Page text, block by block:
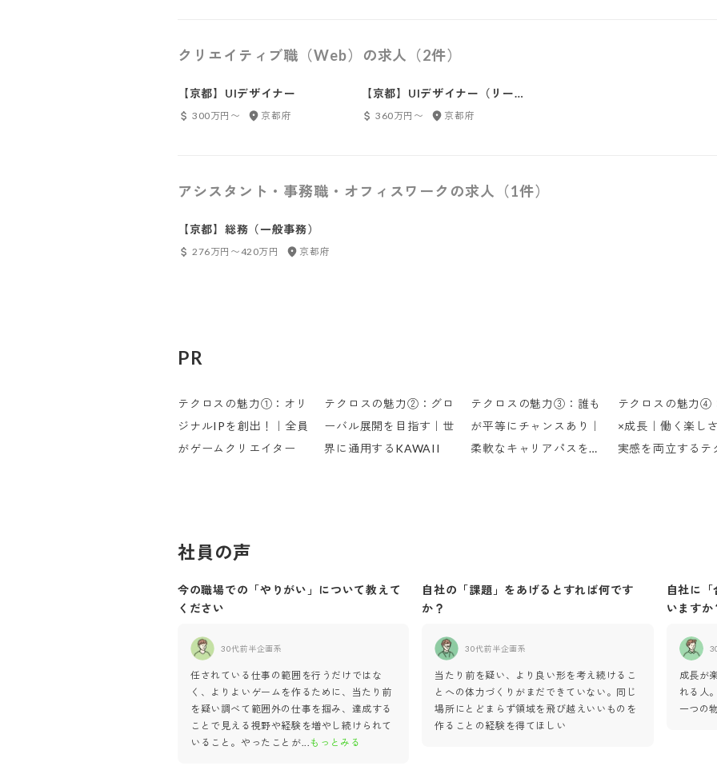
クリエイティブ職（Web）の求人（2件）
【京都】UIデザイナー
300万円〜 京都府
【京都】UIデザイナー（リーダ
ー）360万円〜 京都府
アシスタント・事務職・オフィスワークの求人（1件）
【京都】総務（一般事務）
276万円〜420万円 京都府
PR
テクロスの魅力①：オリ
ジナルIPを創出！｜全員
がゲームクリエイター
テクロスの魅力②：グロ
ーバル展開を目指す｜世
界に通用するKAWAII
テクロスの魅力③：誰も
が平等にチャンスあり｜
柔軟なキャリアパスを描
テクロスの魅力④
×成長｜働く楽し
実感を両立するテ
社員の声
今の職場での「やりがい」について教えて
ください
30代前半企画系
任されている仕事の範囲を行うだけではな
く、よりよいゲームを作るために、当たり前
を疑い調べて範囲外の仕事を掴み、達成する
ことで見える視野や経験を増やし続けられて
いること。やったことが...もっとみる
自社の「課題」をあげるとすれば何です
か？
30代前半企画系
当たり前を疑い、より良い形を考え続けるこ
とへの体力づくりがまだできていない。同じ
場所にとどまらず領域を飛び越えいいものを
作ることの経験を得てほしい
自社に
いますか
成長が
れる人
一つの